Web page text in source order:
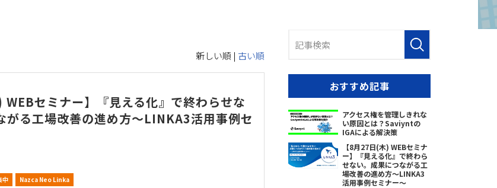
新しい順 | 古い順
WEBセミナー】『見える化』で終わらせな
がる工場改善の進め方～LINKA3活用事例セ
中 Nazca Neo Linka
おすすめ記事
アクセス権を管理しきれな
い原因とは？Saviyntの
IGAによる解決策
【8月27日(木) WEBセミナ
ー】『見える化』で終わら
せない。成果につながる工
場改善の進め方～LINKA3
活用事例セミナー～